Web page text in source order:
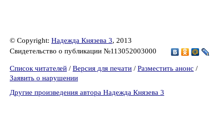
© Copyright: Надежда Князева 3, 2013
Свидетельство о публикации №113052003000
Список читателей / Версия для печати / Разместить анонс /
Заявить о нарушении
Другие произведения автора Надежда Князева 3